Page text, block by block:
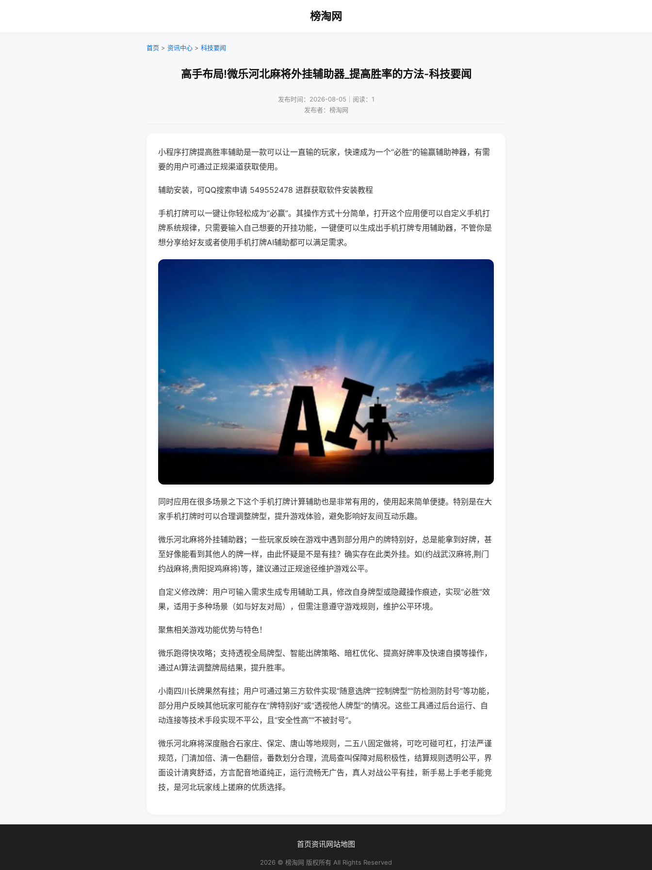
榜淘网
首页 > 资讯中心 > 科技要闻
高手布局!微乐河北麻将外挂辅助器_提高胜率的方法-科技要闻
发布时间：2026-08-05｜阅读：1
发布者：榜淘网
小程序打牌提高胜率辅助是一款可以让一直输的玩家，快速成为一个“必胜”的输赢辅助神器，有需
要的用户可通过正规渠道获取使用。
辅助安装，可QQ搜索申请 549552478 进群获取软件安装教程
手机打牌可以一键让你轻松成为“必赢”。其操作方式十分简单，打开这个应用便可以自定义手机打
牌系统规律，只需要输入自己想要的开挂功能，一键便可以生成出手机打牌专用辅助器，不管你是
想分享给好友或者使用手机打牌AI辅助都可以满足需求。
同时应用在很多场景之下这个手机打牌计算辅助也是非常有用的，使用起来简单便捷。特别是在大
家手机打牌时可以合理调整牌型，提升游戏体验，避免影响好友间互动乐趣。
微乐河北麻将外挂辅助器；一些玩家反映在游戏中遇到部分用户的牌特别好，总是能拿到好牌，甚
至好像能看到其他人的牌一样，由此怀疑是不是有挂？确实存在此类外挂。如(约战武汉麻将,荆门
约战麻将,贵阳捉鸡麻将)等，建议通过正规途径维护游戏公平。
自定义修改牌：用户可输入需求生成专用辅助工具，修改自身牌型或隐藏操作痕迹，实现“必胜”效
果，适用于多种场景（如与好友对局），但需注意遵守游戏规则，维护公平环境。
聚焦相关游戏功能优势与特色！
微乐跑得快攻略；支持透视全局牌型、智能出牌策略、暗杠优化、提高好牌率及快速自摸等操作，
通过AI算法调整牌局结果，提升胜率。
小南四川长牌果然有挂；用户可通过第三方软件实现“随意选牌”“控制牌型”“防检测防封号”等功能，
部分用户反映其他玩家可能存在“牌特别好”或“透视他人牌型”的情况。这些工具通过后台运行、自
动连接等技术手段实现不平公，且“安全性高”“不被封号”。
微乐河北麻将深度融合石家庄、保定、唐山等地规则，二五八固定做将，可吃可碰可杠，打法严谨
规范，门清加倍、清一色翻倍，番数划分合理，流局查叫保障对局积极性，结算规则透明公平，界
面设计清爽舒适，方言配音地道纯正，运行流畅无广告，真人对战公平有挂，新手易上手老手能竞
技，是河北玩家线上搓麻的优质选择。
首页资讯网站地图
2026 © 榜淘网 版权所有 All Rights Reserved